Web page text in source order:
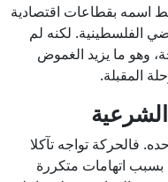
اسمه بقطاعات اقتصادية
الفلسطينية. لكنه لم
وهو ما يزيد الغموض
المقبلة.
فالحركة تواجه تآكلا
اتهامات متكررة